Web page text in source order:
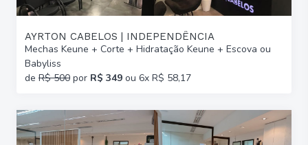
AYRTON CABELOS | INDEPENDÊNCIA
Mechas Keune + Corte + Hidratação Keune + Escova ou
Babyliss
de R$ 500 por R$ 349 ou 6x R$ 58,17